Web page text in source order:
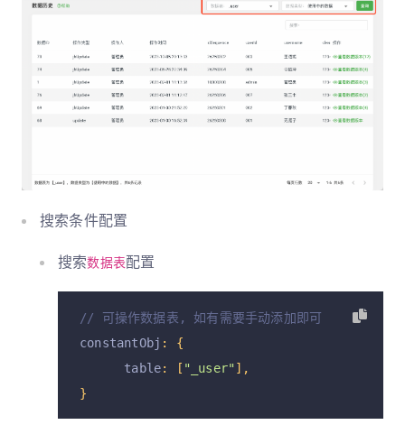
搜索条件配置
搜索数据表配置
// 可操作数据表, 如有需要手动添加即可
constantObj :
{
      table
: [ "_user" ],
}